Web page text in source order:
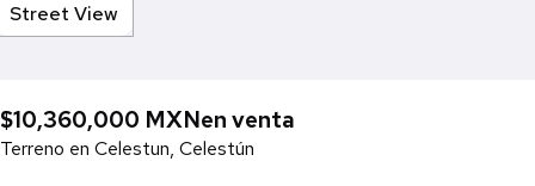
Street View
$10,360,000 MXNen venta
Terreno en Celestun, Celestún